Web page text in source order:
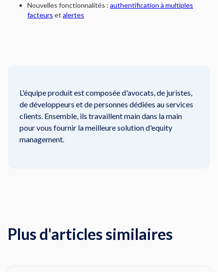
Nouvelles fonctionnalités : authentification à multiples
facteurs et alertes
L'équipe produit est composée d'avocats, de juristes,
de développeurs et de personnes dédiées au services
clients. Ensemble, ils travaillent main dans la main
pour vous fournir la meilleure solution d'equity
management.
Plus d'articles similaires